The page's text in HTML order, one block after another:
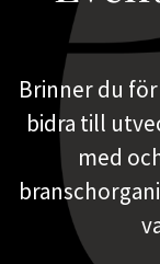
Brinner du
bidra till
med